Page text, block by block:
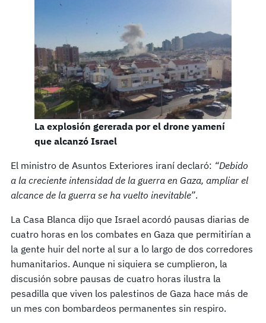
La explosión gererada por el drone yamení
que alcanzó Israel
El ministro de Asuntos Exteriores iraní declaró: “Debido
a la creciente intensidad de la guerra en Gaza, ampliar el
alcance de la guerra se ha vuelto inevitable”.
La Casa Blanca dijo que Israel acordó pausas diarias de
cuatro horas en los combates en Gaza que permitirían a
la gente huir del norte al sur a lo largo de dos corredores
humanitarios. Aunque ni siquiera se cumplieron, la
discusión sobre pausas de cuatro horas ilustra la
pesadilla que viven los palestinos de Gaza hace más de
un mes con bombardeos permanentes sin respiro.